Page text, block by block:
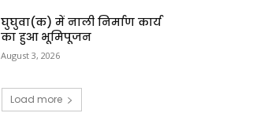
घुघुवा(क) में नाली निर्माण कार्य
का हुआ भूमिपूजन
August 3, 2026
Load more